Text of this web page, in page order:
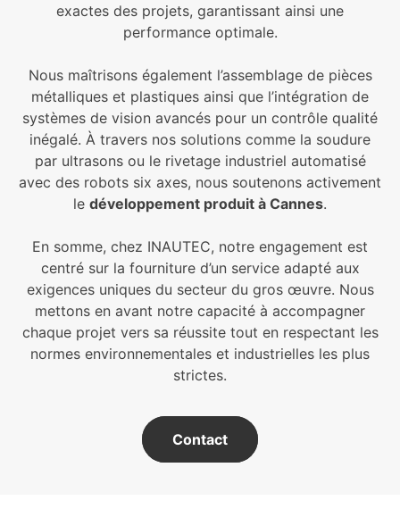
exactes des projets, garantissant ainsi une
performance optimale.
Nous maîtrisons également l’assemblage de pièces
métalliques et plastiques ainsi que l’intégration de
systèmes de vision avancés pour un contrôle qualité
inégalé. À travers nos solutions comme la soudure
par ultrasons ou le rivetage industriel automatisé
avec des robots six axes, nous soutenons activement
le développement produit à Cannes.
En somme, chez INAUTEC, notre engagement est
centré sur la fourniture d’un service adapté aux
exigences uniques du secteur du gros œuvre. Nous
mettons en avant notre capacité à accompagner
chaque projet vers sa réussite tout en respectant les
normes environnementales et industrielles les plus
strictes.
Contact